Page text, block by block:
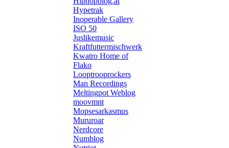
Hypetrak
Inoperable Gallery
ISO 50
Juslikemusic
Kraftfuttermischwerk
Kwatro Home of
Flako
Looptrooprockers
Man Recordings
Meltingpot Weblog
moovmnt
Mopsesarkasmus
Mururoar
Nerdcore
Numblog